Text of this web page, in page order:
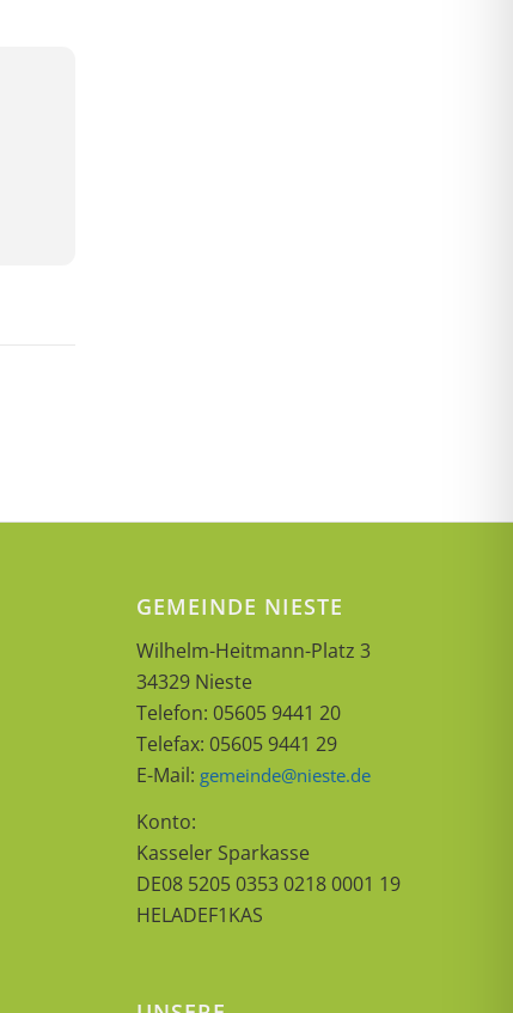
GEMEINDE NIESTE
Wilhelm-Heitmann-Platz 3
34329 Nieste
Telefon: 05605 9441 20
Telefax: 05605 9441 29
E-Mail: gemeinde@nieste.de
Konto:
Kasseler Sparkasse
DE08 5205 0353 0218 0001 19
HELADEF1KAS